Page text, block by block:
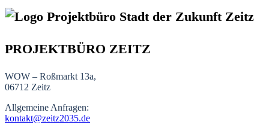
PROJEKTBÜRO ZEITZ
WOW – Roßmarkt 13a,
06712 Zeitz
Allgemeine Anfragen:
kontakt@zeitz2035.de